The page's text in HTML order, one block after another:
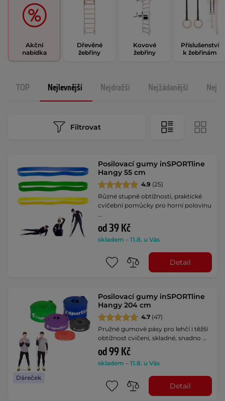
Akční
nabídka
Dřevěné
žebřiny
Kovové
žebřiny
Příslušenství
k žebřinám
TOP Nejlevnější Nejdražší Nejžádanější
Filtrovat
Posilovací gumy inSPORTline
Hangy 55 cm
4.9 (25)
Různé stupně obtížnosti, praktické
cvičební pomůcky pro horní polovinu
…
od 39 Kč
skladem – 11.8. u Vás
Detail
Dáreček
Posilovací gumy inSPORTline
Hangy 204 cm
4.7 (47)
Pružné gumové pásy pro lehčí i těžší
obtížnost cvičení, skladné, snadno …
od 99 Kč
skladem – 11.8. u Vás
Detail